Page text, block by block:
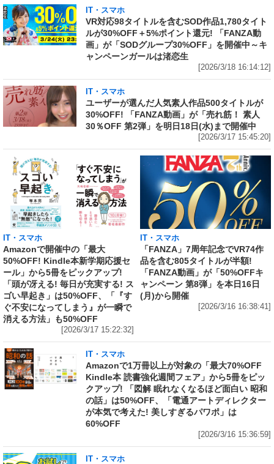
IT・スマホ
VR対応98タイトルを含むSOD作品1,780タイト
ルが30%OFF＋5%ポイント還元! 「FANZA動
画」が「SODグループ30%OFF」を開催中～キ
ャンペーンガールは渚恋生
[2026/3/18 16:14:12]
IT・スマホ
ユーザーが選んだ人気素人作品500タイトルが
30%OFF! 「FANZA動画」が「売れ筋！ 素人
30％OFF 第2弾」を明日18日(水)まで開催中
[2026/3/17 15:45:20]
IT・スマホ
Amazonで開催中の「最大
50%OFF! Kindle本新学期応援セ
ール」から5冊をピックアップ!
「頭が冴える! 毎日が充実する! ス
ゴい早起き」は50%OFF、「『す
ぐ不安になってしまう』が一瞬で
消える方法」も50%OFF
[2026/3/17 15:22:32]
IT・スマホ
「FANZA」7周年記念でVR74作
品を含む805タイトルが半額!
「FANZA動画」が「50%OFFキ
ャンペーン 第8弾」を本日16日
(月)から開催
[2026/3/16 16:38:41]
IT・スマホ
Amazonで1万冊以上が対象の「最大70%OFF
Kindle本 読書強化週間フェア」から5冊をピッ
クアップ! 「図解 眠れなくなるほど面白い 昭和
の話」は50%OFF、「電通アートディレクター
が本気で考えた! 美しすぎるパワポ」は
60%OFF
[2026/3/16 15:36:59]
IT・スマホ